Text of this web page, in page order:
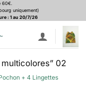
60€.
uniquement)
: 1 au 20/7/26
02
+ 4 Lingettes